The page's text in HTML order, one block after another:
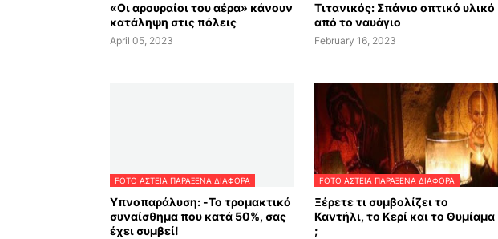
«Οι αρουραίοι του αέρα» κάνουν
κατάληψη στις πόλεις
April 05, 2023
Τιτανικός: Σπάνιο οπτικό υλικό
από το ναυάγιο
February 16, 2023
FOTO ΑΣΤΕΙΑ ΠΑΡΑΞΕΝΑ ΔΙΑΦΟΡΑ
Υπνοπαράλυση: -Το τρομακτικό
συναίσθημα που κατά 50%, σας
έχει συμβεί!
FOTO ΑΣΤΕΙΑ ΠΑΡΑΞΕΝΑ ΔΙΑΦΟΡΑ
Ξέρετε τι συμβολίζει το
Καντήλι, το Κερί και το Θυμίαμα
;